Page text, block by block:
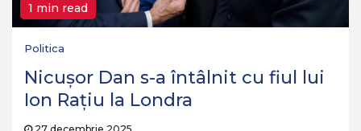
1 min read
Politica
Nicușor Dan s-a întâlnit cu fiul lui
Ion Rațiu la Londra